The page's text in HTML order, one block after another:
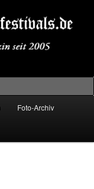
Foto-Archiv